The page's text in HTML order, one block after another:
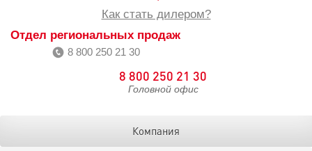
Как стать дилером?
Отдел региональных продаж
8 800 250 21 30
8 800 250 21 30
Головной офис
Компания